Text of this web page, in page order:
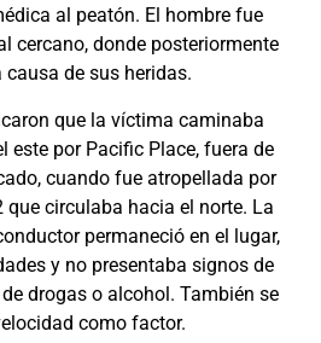
al peatón. El hombre fue
cercano, donde posteriormente
de sus heridas.
que la víctima caminaba
este por Pacific Place, fuera de
cuando fue atropellada por
que circulaba hacia el norte. La
permaneció en el lugar,
y no presentaba signos de
drogas o alcohol. También se
como factor.